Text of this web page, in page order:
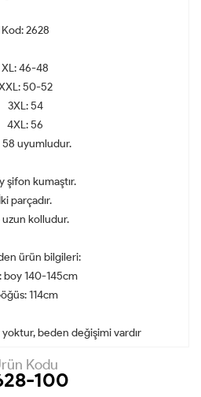
Kod: 2628
XL: 46-48
50-52
3XL: 54
4XL: 56
58 uyumludur.
şifon kumaştır.
İki parçadır.
uzun kolludur.
ürün bilgileri:
boy 140-145cm
114cm
beden değişimi vardır
Kodu
100